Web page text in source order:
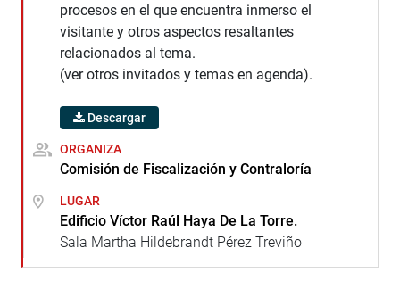
procesos en el que encuentra inmerso el
visitante y otros aspectos resaltantes
relacionados al tema.
(ver otros invitados y temas en agenda).
Descargar
ORGANIZA
Comisión de Fiscalización y Contraloría
LUGAR
Edificio Víctor Raúl Haya De La Torre.
Sala Martha Hildebrandt Pérez Treviño